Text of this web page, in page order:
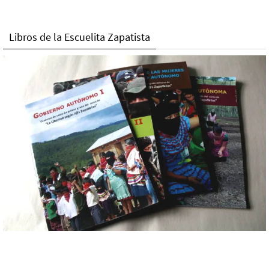
Libros de la Escuelita Zapatista